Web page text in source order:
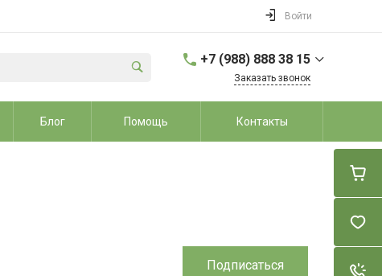
Войти
+7 (988) 888 38 15
г. Динской район, ст.
Заказать звонок
Блог Помощь Контакты
Подписаться